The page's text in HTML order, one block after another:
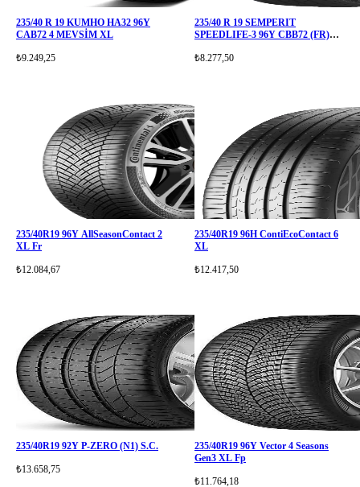
235/40 R 19 KUMHO HA32 96Y
CAB72 4 MEVSİM XL
₺9.249,25
235/40 R 19 SEMPERIT
SPEEDLIFE-3 96Y CBB72 (FR)
₺8.277,50
235/40R19 96Y AllSeasonContact 2
XL Fr
₺12.084,67
235/40R19 96H ContiEcoContact 6
XL
₺12.417,50
235/40R19 92Y P-ZERO (N1) S.C.
₺13.658,75
235/40R19 96Y Vector 4 Seasons
Gen3 XL Fp
₺11.764,18